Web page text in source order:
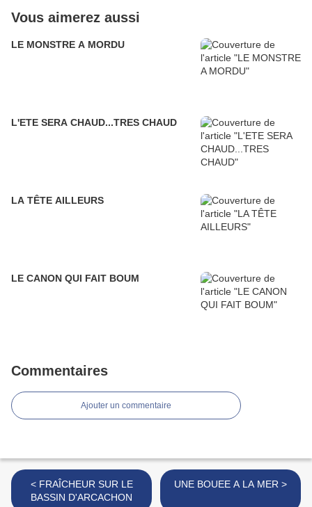
Vous aimerez aussi
LE MONSTRE A MORDU
L'ETE SERA CHAUD...TRES CHAUD
LA TÊTE AILLEURS
LE CANON QUI FAIT BOUM
Commentaires
Ajouter un commentaire
< FRAÎCHEUR SUR LE
BASSIN D'ARCACHON
UNE BOUEE A LA MER >